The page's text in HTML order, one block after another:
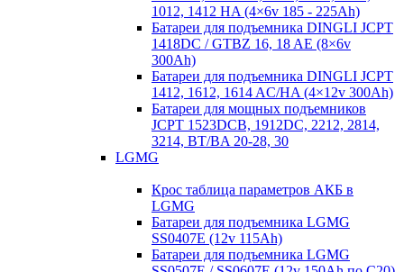
1012, 1412 HA (4×6v 185 - 225Ah)
Батареи для подъемника DINGLI JCPT
1418DC / GTBZ 16, 18 AE (8×6v
300Ah)
Батареи для подъемника DINGLI JCPT
1412, 1612, 1614 AC/HA (4×12v 300Ah)
Батареи для мощных подъемников
JCPT 1523DCB, 1912DC, 2212, 2814,
3214, BT/BA 20-28, 30
LGMG
Крос таблица параметров АКБ в
LGMG
Батареи для подъемника LGMG
SS0407E (12v 115Ah)
Батареи для подъемника LGMG